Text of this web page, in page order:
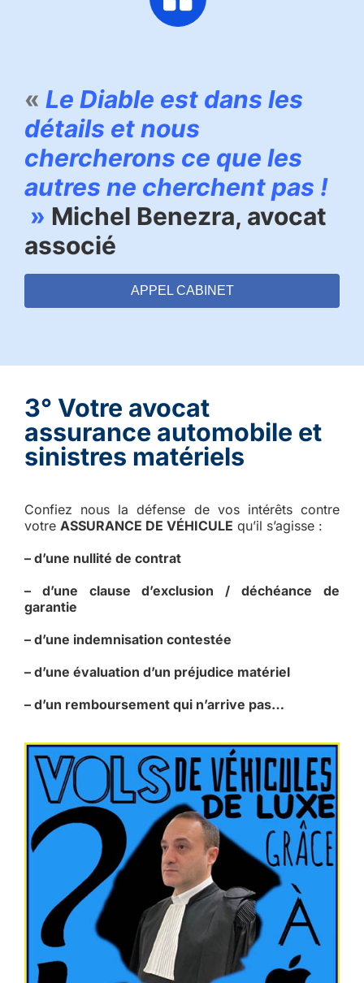
« Le Diable est dans les
détails et nous
chercherons ce que les
autres ne cherchent pas !
» Michel Benezra, avocat
associé
APPEL CABINET
3° Votre avocat
assurance automobile et
sinistres matériels
Confiez nous la défense de vos intérêts contre
votre ASSURANCE DE VÉHICULE qu’il s’agisse :
– d’une nullité de contrat
– d’une clause d’exclusion / déchéance de
garantie
– d’une indemnisation contestée
– d’une évaluation d’un préjudice matériel
– d’un remboursement qui n’arrive pas…